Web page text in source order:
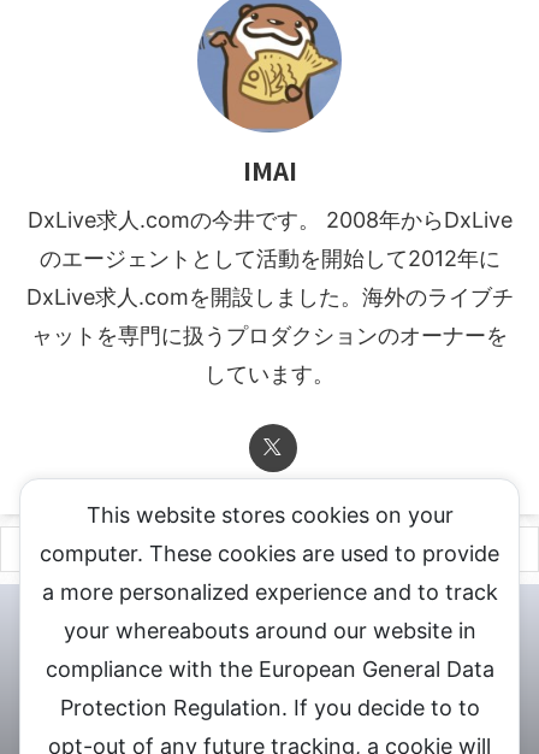
IMAI
DxLive求人.comの今井です。 2008年からDxLive
のエージェントとして活動を開始して2012年に
DxLive求人.comを開設しました。海外のライブチ
ャットを専門に扱うプロダクションのオーナーを
しています。
チャットレディ登録申込 DXLIVE求人.comへお問合せ
DXLIVE 退
会・解約・移籍の申請
式サイト
DXLIVEのチャットレディ求人情報サイト
This website stores cookies on your
computer. These cookies are used to provide
a more personalized experience and to track
your whereabouts around our website in
compliance with the European General Data
Protection Regulation. If you decide to to
opt-out of any future tracking, a cookie will